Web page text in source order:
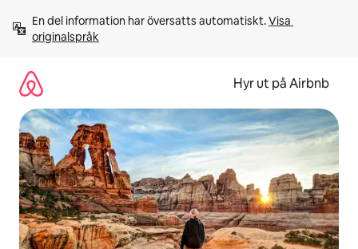
innehåll
En del information har översatts automatiskt. Visa
originalspråk
Hyr ut på Airbnb